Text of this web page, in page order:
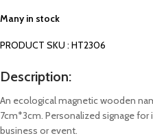
Many in stock
PRODUCT SKU : HT2306
Description:
An ecological magnetic wooden
7cm*3cm. Personalized signage
business or event.